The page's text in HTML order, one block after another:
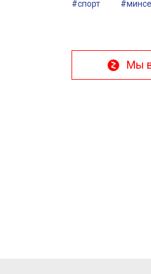
#спорт
Мы